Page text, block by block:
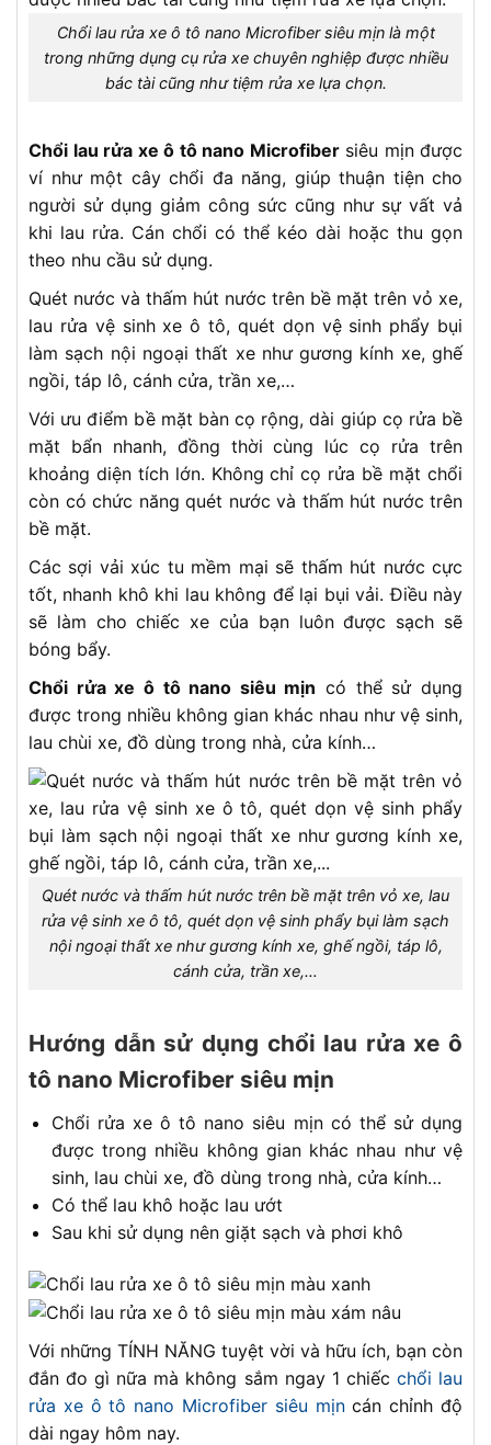
Chổi lau rửa xe ô tô nano Microfiber siêu mịn là một
trong những dụng cụ rửa xe chuyên nghiệp được nhiều
bác tài cũng như tiệm rửa xe lựa chọn.
Chổi lau rửa xe ô tô nano Microfibersiêu mịn được
ví như một cây chổi đa năng, giúp thuận tiện cho
người sử dụng giảm công sức cũng như sự vất vả
khi lau rửa. Cán chổi có thể kéo dài hoặc thu gọn
theo nhu cầu sử dụng.
Quét nước và thấm hút nước trên bề mặt trên vỏ xe,
lau rửa vệ sinh xe ô tô, quét dọn vệ sinh phẩy bụi
làm sạch nội ngoại thất xe như gương kính xe, ghế
ngồi, táp lô, cánh cửa, trần xe,…
Với ưu điểm bề mặt bàn cọ rộng, dài giúp cọ rửa bề
mặt bẩn nhanh, đồng thời cùng lúc cọ rửa trên
khoảng diện tích lớn. Không chỉ cọ rửa bề mặt chổi
còn có chức năng quét nước và thấm hút nước trên
bề mặt.
Các sợi vải xúc tu mềm mại sẽ thấm hút nước cực
tốt, nhanh khô khi lau không để lại bụi vải. Điều này
sẽ làm cho chiếc xe của bạn luôn được sạch sẽ
bóng bẩy.
Chổi rửa xe ô tô nano siêu mịn có thể sử dụng
được trong nhiều không gian khác nhau như vệ sinh,
lau chùi xe, đồ dùng trong nhà, cửa kính…
Quét nước và thấm hút nước trên bề mặt trên vỏ xe, lau
rửa vệ sinh xe ô tô, quét dọn vệ sinh phẩy bụi làm sạch
nội ngoại thất xe như gương kính xe, ghế ngồi, táp lô,
cánh cửa, trần xe,…
Hướng dẫn sử dụng chổi lau rửa xe ô
tô nano Microfiber siêu mịn
Chổi rửa xe ô tô nano siêu mịn có thể sử dụng
được trong nhiều không gian khác nhau như vệ
sinh, lau chùi xe, đồ dùng trong nhà, cửa kính…
Có thể lau khô hoặc lau ướt
Sau khi sử dụng nên giặt sạch và phơi khô
Với những TÍNH NĂNG tuyệt vời và hữu ích, bạn còn
đắn đo gì nữa mà không sắm ngay 1 chiếc chổi lau
rửa xe ô tô nano Microfiber siêu mịncán chỉnh độ
dài ngay hôm nay.